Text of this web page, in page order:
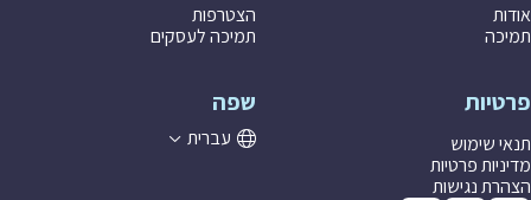
הצטרפות
תמיכה לעסקים
שימוש
פרטיות
נגישות
שפה
עברית